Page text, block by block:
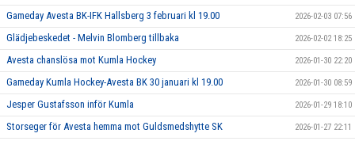
Gameday Avesta BK-IFK Hallsberg 3 februari kl 19.00 2026-02-03 07:56
Glädjebeskedet - Melvin Blomberg tillbaka 2026-02-02 18:25
Avesta chanslösa mot Kumla Hockey 2026-01-30 22:20
Gameday Kumla Hockey-Avesta BK 30 januari kl 19.00 2026-01-30 08:59
Jesper Gustafsson inför Kumla 2026-01-29 18:10
Storseger för Avesta hemma mot Guldsmedshytte SK 2026-01-27 22:11